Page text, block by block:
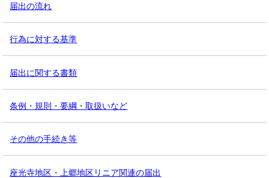
届出の流れ
行為に対する基準
届出に関する書類
条例・規則・要綱・取扱いなど
その他の手続き等
座光寺地区・上郷地区リニア関連の届出